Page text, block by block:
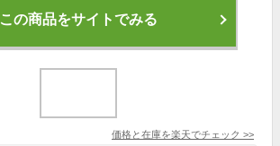
この商品をサイトでみる
価格と在庫を楽天でチェック >>